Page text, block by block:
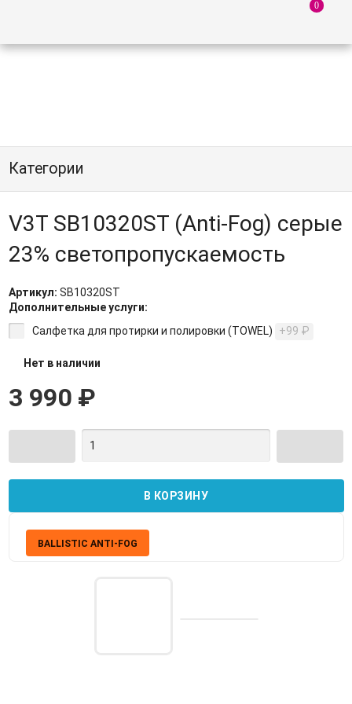
Категории
V3T SB10320ST (Anti-Fog) серые
23% светопропускаемость
Артикул: SB10320ST
Дополнительные услуги:
Салфетка для протирки и полировки (TOWEL)
+99 ₽
Нет в наличии
3 990 ₽
BALLISTIC ANTI-FOG